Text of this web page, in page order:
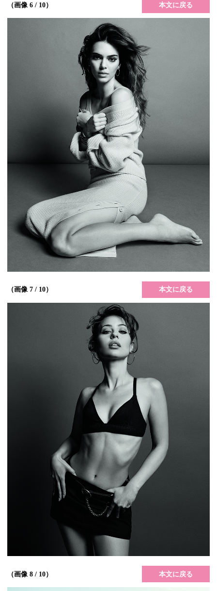
（画像 6 / 10） 本文に戻る
（画像 7 / 10） 本文に戻る
（画像 8 / 10） 本文に戻る